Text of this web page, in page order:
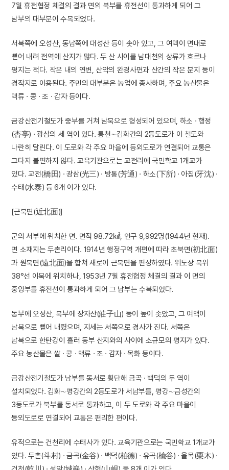
7월 휴전협정 체결의 결과 면의 북부를 휴전선이 통과하게 되어 그
남부의 대부분이 수복되었다.
서북쪽에 오성산, 동남쪽에 대성산 등이 솟아 있고, 그 여맥이 면내로
뻗어 내려 전역에 산지가 많다. 두 산 사이를 남대천의 상류가 흐르나
평지는 적다. 작은 내의 연변, 산악의 완경사면과 산간의 작은 분지 등이
경작지로 이용된다. 주민의 대부분은 농업에 종사하며, 주요 농산물은
맥류 · 콩 · 조 · 감자 등이다.
금강산전기철도가 중부를 거쳐 남북으로 형성되어 있으며, 하소 · 행정
(杏亭) · 광삼의 세 역이 있다. 통천∼김화간의 2등도로가 이 철도와
나란히 달린다. 이 도로와 각 주요 마을에 등외도로가 연결되어 교통은
그다지 불편하지 않다. 교육기관으로는 교전리에 국민학교 1개교가
있다. 교전(橋田) · 광삼(光三) · 방통(芳通) · 하소(下所) · 아침(牙沈) ·
수태(水泰) 등 6개 이가 있다.
[근북면(近北面)]
군의 서부에 위치한 면. 면적 98.72㎢, 인구 9,992명(1944년 현재).
면 소재지는 두촌리이다. 1914년 행정구역 개편에 따라 초북면(初北面)
과 원북면(遠北面)을 합쳐 새로이 근북면을 편성하였다. 위도상 북위
38°선 이북에 위치하나, 1953년 7월 휴전협정 체결의 결과 이 면의
중앙부를 휴전선이 통과하게 되어 그 남부는 수복되었다.
동부에 오성산, 북부에 장자산(莊子山) 등이 높이 솟았고, 그 여맥이
남북으로 뻗어 내렸으며, 지세는 서쪽으로 경사가 진다. 서쪽은
남북으로 한탄강이 흘러 동부 산지와의 사이에 소규모의 평지가 있다.
주요 농산물은 쌀 · 콩 · 맥류 · 조 · 감자 · 목화 등이다.
금강산전기철도가 남부를 동서로 횡단해 금곡 · 백덕의 두 역이
설치되었다. 김화∼평강간의 2등도로가 서남부를, 평강∼금성간의
3등도로가 북부를 동서로 통과하고, 이 두 도로와 각 주요 마을이
등외도로로 연결되어 교통은 편리한 편이다.
유적으로는 건천리에 수태사가 있다. 교육기관으로는 국민학교 1개교가
있다. 두촌(斗村) · 금곡(金谷) · 백덕(柏德) · 유곡(楡谷) · 율목(栗木) ·